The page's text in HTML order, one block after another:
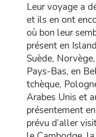
Leur voyage a
et ils en ont
où bon leur
présent en
Suède,
Pays-Bas, en
tchèque,
Arabes Unis et
présentement
prévu d’aller